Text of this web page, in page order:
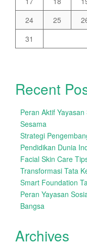
24
25
31
Recent
Peran Aktif
Sesama
Strategi
Pendidikan Dunia
Facial Skin Care
Transformasi Tata
Smart Foundation
Peran Yayasan
Bangsa
Archives